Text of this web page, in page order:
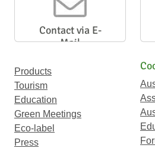
Contact via E-
Mail
Products
Tourism
Education
Green Meetings
Eco-label
Press